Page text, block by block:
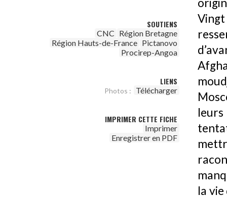
SOUTIENS
CNC Région Bretagne
Région Hauts-de-France Pictanovo
Procirep-Angoa
LIENS
Photos : Télécharger
IMPRIMER CETTE FICHE
Imprimer
Enregistrer en PDF
la